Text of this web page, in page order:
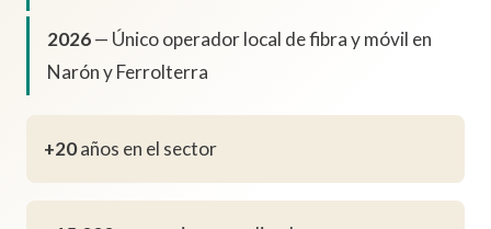
2026— Único operador local de fibra y móvil en
Narón y Ferrolterra
+20años en el sector